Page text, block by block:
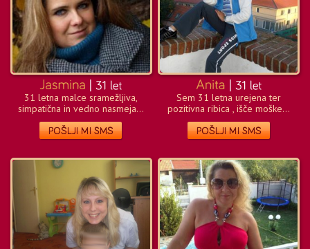
31 letna malce sramežljiva,
simpatična in vedno nasmeja...
Sem 31 letna urejena ter
pozitivna ribica , išče moške...